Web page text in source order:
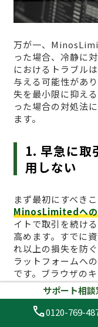
万が一、
った場合、冷静に
におけるトラブル
与える可能性があ
失を最小限に抑え
った場合の対処法
ます。
1. 早急に取
用しない
まず最初にすべきこ
MinosLimitedへの
イトで取引を続け
高めます。すでに
れ以上の損失を防
ラットフォームへ
です。ブラウザの
イン情報も削除し
2. 証拠を集
サポート相談
call0120-769-